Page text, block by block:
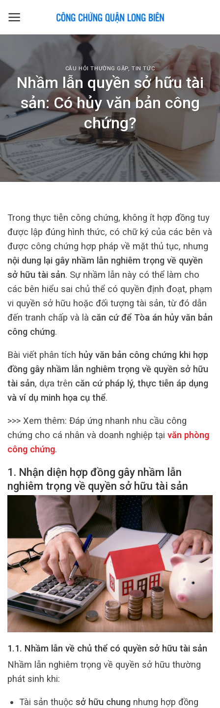
CÂU HỎI THƯỜNG GẶP,TIN TỨC
Nhầm lẫn quyền sở hữu tài
sản: Có hủy văn bản công
chứng?
Trong thực tiễn công chứng, không ít hợp đồng tuy
được lập đúng hình thức, có chữ ký của các bên và
được công chứng hợp pháp về mặt thủ tục, nhưng
nội dung lại gây nhầm lẫn nghiêm trọng về quyền
sở hữu tài sản. Sự nhầm lẫn này có thể làm cho
các bên hiểu sai chủ thể có quyền định đoạt, phạm
vi quyền sở hữu hoặc đối tượng tài sản, từ đó dẫn
đến tranh chấp và là căn cứ để Tòa án hủy văn bản
công chứng.
Bài viết phân tích hủy văn bản công chứng khi hợp
đồng gây nhầm lẫn nghiêm trọng về quyền sở hữu
tài sản, dựa trên căn cứ pháp lý, thực tiễn áp dụng
và ví dụ minh họa cụ thể.
>>> Xem thêm: Đáp ứng nhanh nhu cầu công
chứng cho cá nhân và doanh nghiệp tại văn phòng
công chứng.
1. Nhận diện hợp đồng gây nhầm lẫn
nghiêm trọng về quyền sở hữu tài sản
1.1. Nhầm lẫn về chủ thể có quyền sở hữu tài sản
Nhầm lẫn nghiêm trọng về quyền sở hữu thường
phát sinh khi:
Tài sản thuộc sở hữu chungnhưng hợp đồng